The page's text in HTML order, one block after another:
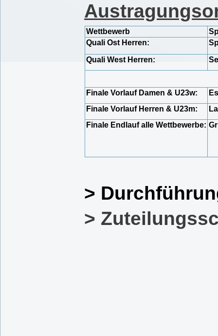
Wettbewerb
Quali Ost Herren:
Quali West Herren:
Finale Vorlauf Damen & U23w:
Finale Vorlauf Herren & U23m:
Finale Endlauf alle Wettbewerbe:
>
>